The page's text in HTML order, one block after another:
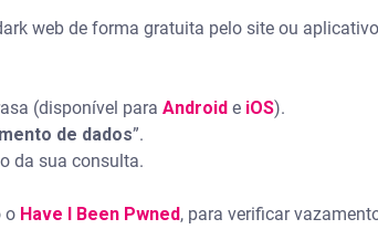
web de forma gratuita pelo site ou
(disponível para Android e iOS).
de dados”.
da sua consulta.
o Have I Been Pwned, para verificar